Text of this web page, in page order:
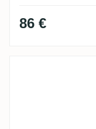
86 €
Ferroni La